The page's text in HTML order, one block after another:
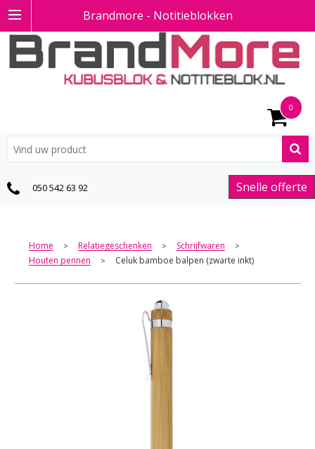
Brandmore - Notitieblokken
0
Snelle offerte
050 542 63 92
Home > Relatiegeschenken > Schrijfwaren >
Houten pennen > Celuk bamboe balpen (zwarte inkt)